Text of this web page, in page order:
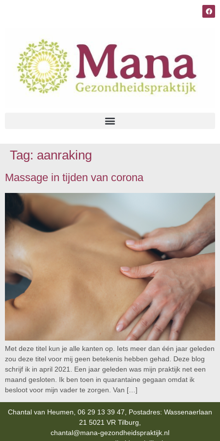
Tag: aanraking
Massage in tijden van corona
Met deze titel kun je alle kanten op. Iets meer dan één jaar geleden
zou deze titel voor mij geen betekenis hebben gehad. Deze blog
schrijf ik in april 2021. Een jaar geleden was mijn praktijk net een
maand gesloten. Ik ben toen in quarantaine gegaan omdat ik
besloot voor mijn vader te zorgen. Van […]
Chantal van Heumen, 06 29 13 39 47, Postadres: Wassenaerlaan
21 5021 VR Tilburg,
chantal@mana-gezondheidspraktijk.nl